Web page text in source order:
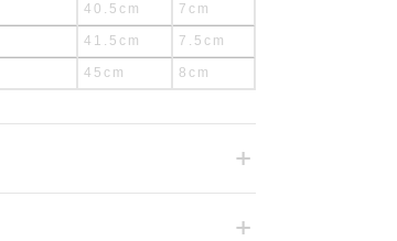
40.5cm 7cm
41.5cm 7.5cm
45cm 8cm